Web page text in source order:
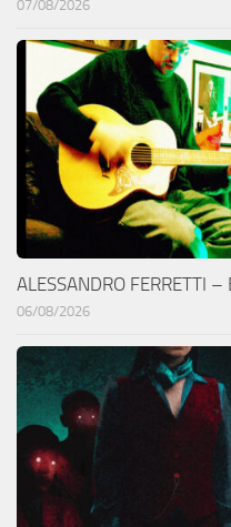
07/08/2026
ALESSANDRO FERRETTI
06/08/2026